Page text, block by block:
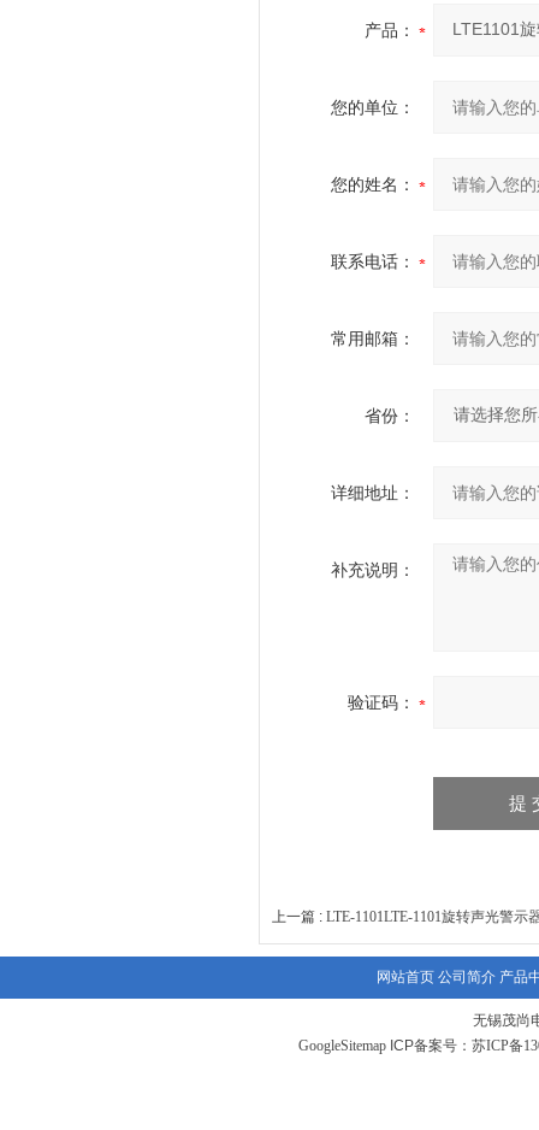
产品：
您的单位：
您的姓名：
联系电话：
常用邮箱：
省份：
详细地址：
补充说明：
验证码：
上一篇 : LTE-1101LTE-1101旋转声光警示
网站首页 公司简介 产品
无锡茂尚
GoogleSitemapICP备案号： 苏ICP备